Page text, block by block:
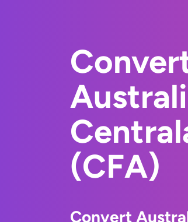
(CFA)
Convert